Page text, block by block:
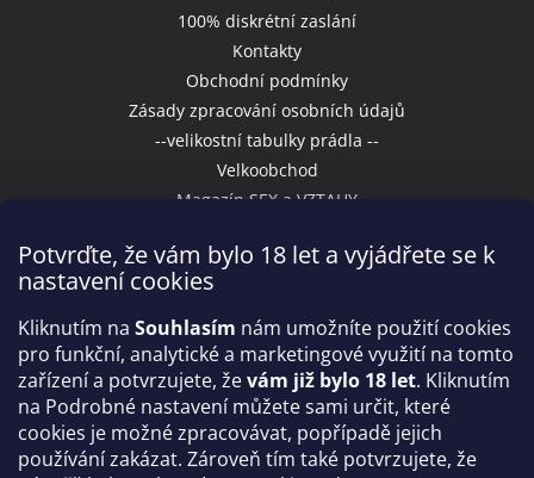
Potvrďte, že vám bylo 18 let a vyjádřete se k
nastavení cookies
Kliknutím na Souhlasím nám umožníte použití cookies
pro funkční, analytické a marketingové využití na tomto
zařízení a potvrzujete, ževám již bylo 18 let. Kliknutím
na Podrobné nastavení můžete sami určit, které
cookies je možné zpracovávat, popřípadě jejich
používání zakázat. Zároveň tím také potvrzujete, že
100% diskrétní zaslání
Kontakty
Obchodní podmínky
Zásady zpracování osobních údajů
--velikostní tabulky prádla --
Velkoobchod
Magazín SEX a VZTAHY
Přijímáme online platby